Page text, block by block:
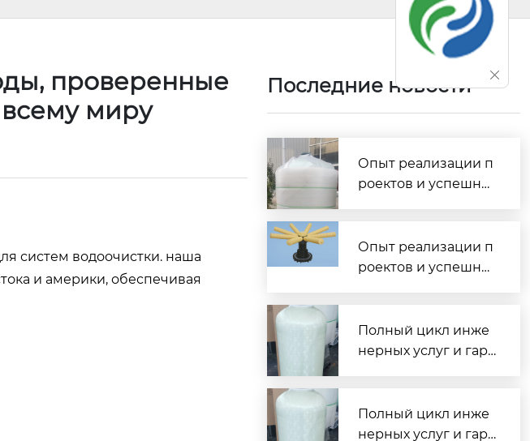
проверенные
миру
систем водоочистки. наша
и америки, обеспечивая
Последние новости
Опыт реализации п
роектов и успешны
в по всей России
Опыт реализации п
роектов и успешны
в по всей России
Полный цикл инже
нерных услуг и гара
Полный цикл инже
нерных услуг и гара